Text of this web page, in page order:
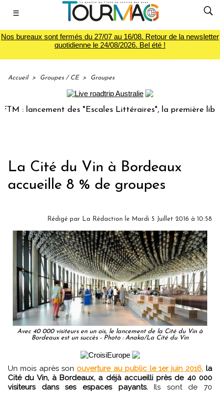
☰
Nos bureaux sont fermés du 27/07 au 16/08. Retour de la newsletter
quotidienne le 24/08/2026. Bel été !
Accueil > Groupes / CE > Groupes
: lancement des "Escales Littéraires", la première librairie
La Cité du Vin à Bordeaux
accueille 8 % de groupes
Rédigé par La Rédaction le Mardi 5 Juillet 2016 à 10:58
Avec 40 000 visiteurs en un ois, le lancement de la Cité du Vin à
Bordeaux est un succès - Photo : Anaka/La Cité du Vin
Un mois après son ouverture au public le 1er juin 2016, la
Cité du Vin, à Bordeaux, a déjà accueilli près de 40 000
visiteurs dans ses espaces payants.Ils sont de 70